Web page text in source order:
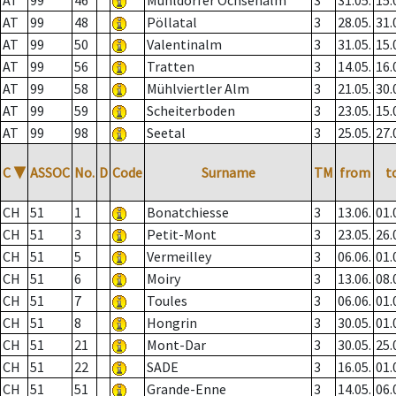
AT
99 48 Pöllatal 3 28.05.
AT
99 50 Valentinalm 3 31.05.
AT
99 56 Tratten 3 14.05.
AT
99 58 Mühlviertler Alm 3 21.05.
AT
99 59 Scheiterboden 3 23.05.
AT
99 98 Seetal 3 25.05.
C ▼ ASSOC No. D Code Surname TM from
CH 51 1 Bonatchiesse 3 13.06.
CH
51 3 Petit-Mont 3 23.05.
CH
51 5 Vermeilley 3 06.06.
CH
51 6 Moiry 3 13.06.
CH
51 7 Toules 3 06.06.
CH
51 8 Hongrin 3 30.05.
CH
51 21 Mont-Dar 3 30.05.
CH
51 22 SADE 3 16.05.
CH
51 51 Grande-Enne 3 14.05.